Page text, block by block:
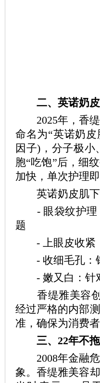
二、英诺奶
2025年，香缇
命名为“英诺奶
因子)，分子极
胞“吃饱”后，细
加快，单次护理
英诺奶皮肌下
- 眼袋纹护理
题
- 上眼皮收紧：
- 收细毛孔：针
- 嫩又白：针对
香缇雅美容创
经过严格的内部
准，确保为消费
三、22年不拖
2008年金融危
象。香缇雅美容